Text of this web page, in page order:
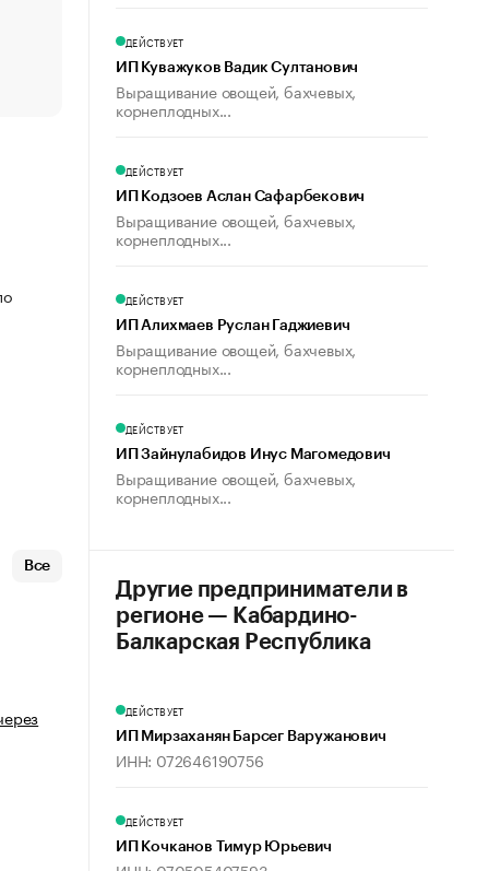
Что обвинения против Павла Дурова значат для
пользователей
Все
ДЕЙСТВУЕТ
ИП Куважуков Вадик Султанович
Выращивание овощей, бахчевых,
корнеплодных...
ДЕЙСТВУЕТ
ИП Кодзоев Аслан Сафарбекович
Выращивание овощей, бахчевых,
корнеплодных...
ДЕЙСТВУЕТ
ИП Алихмаев Руслан Гаджиевич
Выращивание овощей, бахчевых,
корнеплодных...
ДЕЙСТВУЕТ
ИП Зайнулабидов Инус Магомедович
Выращивание овощей, бахчевых,
корнеплодных...
Другие предприниматели в
регионе — Кабардино-
Балкарская Республика
ДЕЙСТВУЕТ
ИП Мирзаханян Барсег Варужанович
ИНН: 072646190756
ДЕЙСТВУЕТ
ИП Кочканов Тимур Юрьевич